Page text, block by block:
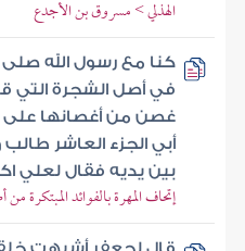
الهذلي > مسروق بن الأجدع
كنا مع رسول الله صلى
في أصل الشجرة التي
غصن من أغصانها
أبي الجزء العاشر
بين يديه فقال لعلي
إتحاف المهرة بالفوائد المبتكرة